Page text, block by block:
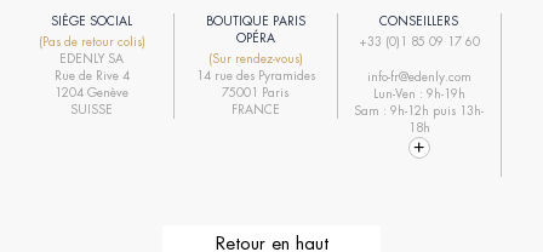
SIÈGE SOCIAL
(Pas de retour colis)
EDENLY SA
Rue de Rive 4
1204 Genève
SUISSE
BOUTIQUE PARIS
OPÉRA
(Sur rendez-vous)
14 rue des Pyramides
75001 Paris
FRANCE
CONSEILLERS
+33 (0)1 85 09 17 60
info-fr@edenly.com
Lun-Ven : 9h-19h
Sam : 9h-12h puis 13h-
18h
Retour en haut